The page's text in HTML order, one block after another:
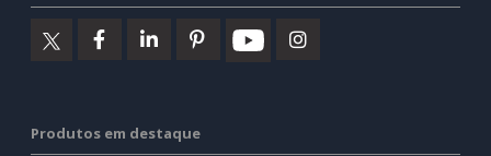
Produtos em destaque